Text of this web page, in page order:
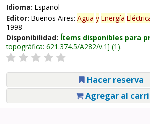
Idioma: Español
Editor: Buenos Aires: Agua y Energía
1998
Disponibilidad: Ítems disponibles para
topográfica: 621.374.5/A282/v.1 (1).
Hacer reserva
Agregar al